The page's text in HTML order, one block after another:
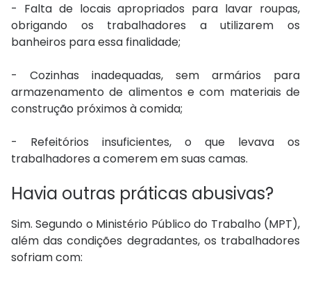
- Falta de locais apropriados para lavar roupas,
obrigando os trabalhadores a utilizarem os
banheiros para essa finalidade;
- Cozinhas inadequadas, sem armários para
armazenamento de alimentos e com materiais de
construção próximos à comida;
- Refeitórios insuficientes, o que levava os
trabalhadores a comerem em suas camas.
Havia outras práticas abusivas?
Sim. Segundo o Ministério Público do Trabalho (MPT),
além das condições degradantes, os trabalhadores
sofriam com: